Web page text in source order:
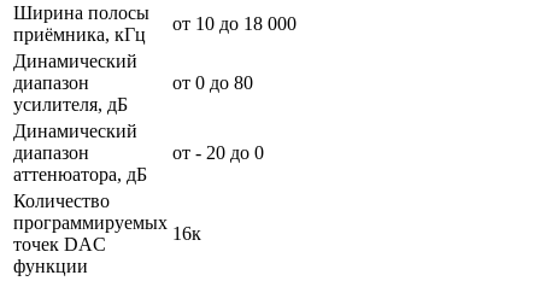
Ширина полосы
приёмника, кГц
от 10 до 18 000
Динамический
диапазон
усилителя, дБ
от 0 до 80
Динамический
диапазон
аттенюатора, дБ
от - 20 до 0
Количество
программируемых
точек DAC
функции
16к